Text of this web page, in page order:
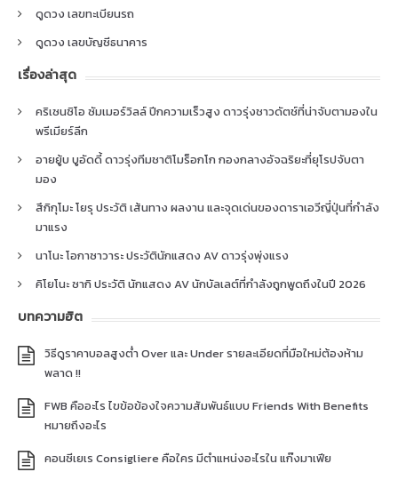
ดูดวง เลขทะเบียนรถ
ดูดวง เลขบัญชีธนาคาร
เรื่องล่าสุด
คริเซนซิโอ ซัมเมอร์วิลล์ ปีกความเร็วสูง ดาวรุ่งชาวดัตช์ที่น่าจับตามองใน
พรีเมียร์ลีก
อายยู้บ บูอัดดี้ ดาวรุ่งทีมชาติโมร็อกโก กองกลางอัจฉริยะที่ยุโรปจับตา
มอง
สึกิกุโมะ โยรุ ประวัติ เส้นทาง ผลงาน และจุดเด่นของดาราเอวีญี่ปุ่นที่กำลัง
มาแรง
นาโนะ โอกาซาวาระ ประวัตินักแสดง AV ดาวรุ่งพุ่งแรง
คิโยโนะ ซากิ ประวัติ นักแสดง AV นักบัลเลต์ที่กำลังถูกพูดถึงในปี 2026
บทความฮิต
วิธีดูราคาบอลสูงต่ำ Over และ Under รายละเอียดที่มือใหม่ต้องห้าม
พลาด !!
FWB คืออะไร ไขข้อข้องใจความสัมพันธ์แบบ Friends With Benefits
หมายถึงอะไร
คอนซีเยเร Consigliere คือใคร มีตำแหน่งอะไรใน แก๊งมาเฟีย